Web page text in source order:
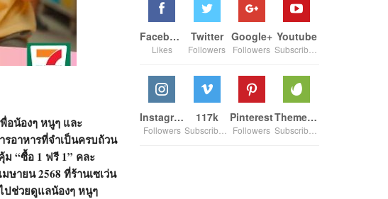
อน้องๆ หนูๆ และ
อาหารที่จำเป็นครบถ้วน
ม “ซื้อ 1 ฟรี 1” คละ
ษายน 2568 ที่ร้านเซเว่น
ปช่วยดูแลน้องๆ หนูๆ
Facebook
Likes
Twitter
Followers
Google+
Followers
Youtube
Instagram
Followers
117k Pinterest
Followers
ThemeForest